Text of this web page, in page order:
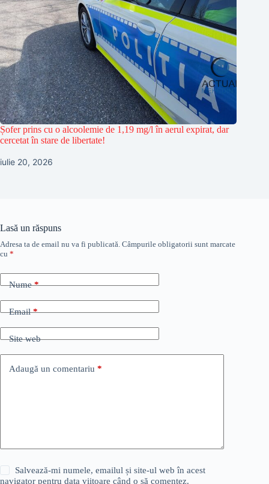
Șofer prins cu o alcoolemie de 1,19 mg/l în aerul expirat, dar
cercetat în stare de libertate!
iulie 20, 2026
Lasă un răspuns
Adresa ta de email nu va fi publicată. Câmpurile obligatorii sunt marcate
cu *
Nume*
Email*
Site web
Adaugă un comentariu *
Salvează-mi numele, emailul și site-ul web în acest
navigator pentru data viitoare când o să comentez.